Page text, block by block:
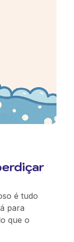
é tudo
para
que o